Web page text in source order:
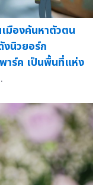
องค้นหาตัวตน
นิวยอร์ก
าร์ค เป็นพื้นที่แห่ง